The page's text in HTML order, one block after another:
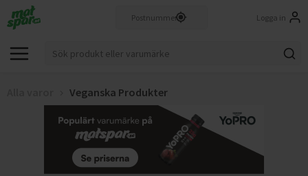
Logga in
Veganska Produkter